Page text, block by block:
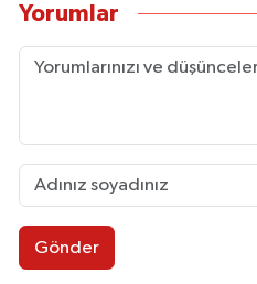
Yorumlar
Gönder